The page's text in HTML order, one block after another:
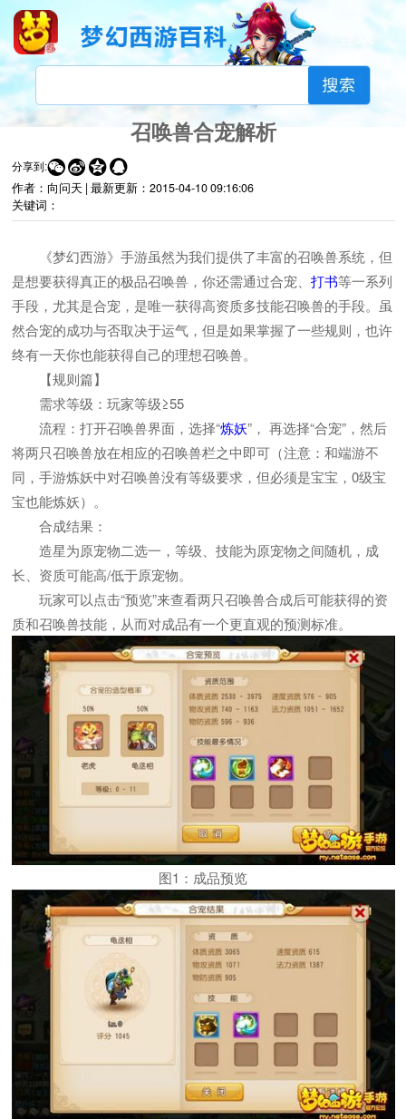
召唤兽合宠解析
分享到: 
作者：向问天 | 最新更新： 2015-04-10 09:16:06
关键词：
《梦幻西游》手游虽然为我们提供了丰富的召唤兽系统，但
是想要获得真正的极品召唤兽，你还需通过合宠、 打书等一系列
手段，尤其是合宠，是唯一获得高资质多技能召唤兽的手段。虽
然合宠的成功与否取决于运气，但是如果掌握了一些规则，也许
终有一天你也能获得自己的理想召唤兽。
【规则篇】
需求等级：玩家等级≥55
流程：打开召唤兽界面，选择“炼妖”， 再选择“合宠”，然后
将两只召唤兽放在相应的召唤兽栏之中即可（注意：和端游不
同，手游炼妖中对召唤兽没有等级要求，但必须是宝宝，0级宝
宝也能炼妖）。
合成结果：
造星为原宠物二选一，等级、技能为原宠物之间随机，成
长、资质可能高/低于原宠物。
玩家可以点击“预览”来查看两只召唤兽合成后可能获得的资
质和召唤兽技能，从而对成品有一个更直观的预测标准。
图1：成品预览